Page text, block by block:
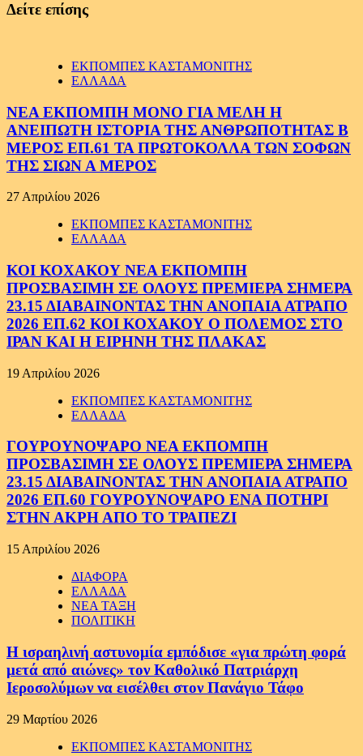
Δείτε επίσης
ΕΚΠΟΜΠΕΣ ΚΑΣΤΑΜΟΝΙΤΗΣ
ΕΛΛΑΔΑ
ΝΕΑ ΕΚΠΟΜΠΗ ΜΟΝΟ ΓΙΑ ΜΕΛΗ Η
ΑΝΕΙΠΩΤΗ ΙΣΤΟΡΙΑ ΤΗΣ ΑΝΘΡΩΠΟΤΗΤΑΣ Β
ΜΕΡΟΣ ΕΠ.61 ΤΑ ΠΡΩΤΟΚΟΛΛΑ ΤΩΝ ΣΟΦΩΝ
ΤΗΣ ΣΙΩΝ Α ΜΕΡΟΣ
27 Απριλίου 2026
ΕΚΠΟΜΠΕΣ ΚΑΣΤΑΜΟΝΙΤΗΣ
ΕΛΛΑΔΑ
ΚΟΙ ΚΟΧΑΚΟΥ ΝΕΑ ΕΚΠΟΜΠΗ
ΠΡΟΣΒΑΣΙΜΗ ΣΕ ΟΛΟΥΣ ΠΡΕΜΙΕΡΑ ΣΗΜΕΡΑ
23.15 ΔΙΑΒΑΙΝΟΝΤΑΣ ΤΗΝ ΑΝΟΠΑΙΑ ΑΤΡΑΠΟ
2026 ΕΠ.62 ΚΟΙ ΚΟΧΑΚΟΥ Ο ΠΟΛΕΜΟΣ ΣΤΟ
ΙΡΑΝ ΚΑΙ Η ΕΙΡΗΝΗ ΤΗΣ ΠΛΑΚΑΣ
19 Απριλίου 2026
ΕΚΠΟΜΠΕΣ ΚΑΣΤΑΜΟΝΙΤΗΣ
ΕΛΛΑΔΑ
ΓΟΥΡΟΥΝΟΨΑΡΟ ΝΕΑ ΕΚΠΟΜΠΗ
ΠΡΟΣΒΑΣΙΜΗ ΣΕ ΟΛΟΥΣ ΠΡΕΜΙΕΡΑ ΣΗΜΕΡΑ
23.15 ΔΙΑΒΑΙΝΟΝΤΑΣ ΤΗΝ ΑΝΟΠΑΙΑ ΑΤΡΑΠΟ
2026 ΕΠ.60 ΓΟΥΡΟΥΝΟΨΑΡΟ ΕΝΑ ΠΟΤΗΡΙ
ΣΤΗΝ ΑΚΡΗ ΑΠΟ ΤΟ ΤΡΑΠΕΖΙ
15 Απριλίου 2026
ΔΙΑΦΟΡΑ
ΕΛΛΑΔΑ
ΝΕΑ ΤΑΞΗ
ΠΟΛΙΤΙΚΗ
Η ισραηλινή αστυνομία εμπόδισε «για πρώτη φορά
μετά από αιώνες» τον Καθολικό Πατριάρχη
Ιεροσολύμων να εισέλθει στον Πανάγιο Τάφο
29 Μαρτίου 2026
ΕΚΠΟΜΠΕΣ ΚΑΣΤΑΜΟΝΙΤΗΣ